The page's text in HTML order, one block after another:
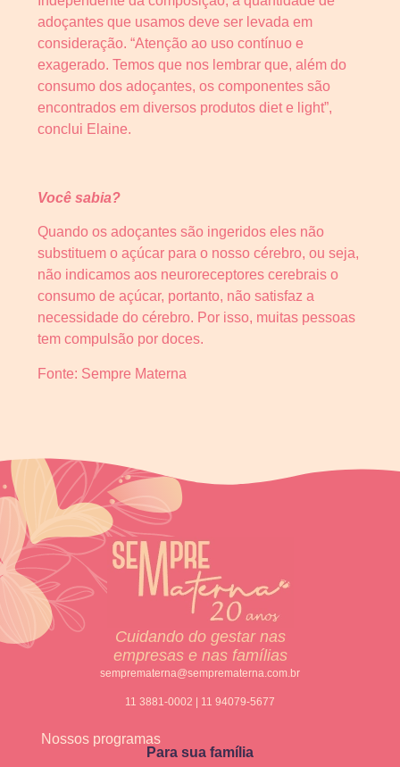
adoçantes que usamos deve ser levada em
consideração. “Atenção ao uso contínuo e
exagerado. Temos que nos lembrar que, além do
consumo dos adoçantes, os componentes são
encontrados em diversos produtos diet e light”,
conclui Elaine.
Você sabia?
Quando os adoçantes são ingeridos eles não
substituem o açúcar para o nosso cérebro, ou seja,
não indicamos aos neuroreceptores cerebrais o
consumo de açúcar, portanto, não satisfaz a
necessidade do cérebro. Por isso, muitas pessoas
tem compulsão por doces.
Fonte: Sempre Materna
Cuidando do gestar nas
empresas e nas famílias
semprematerna@semprematerna.com.br
11 3881-0002 | 11 94079-5677
Nossos programas
Para sua família